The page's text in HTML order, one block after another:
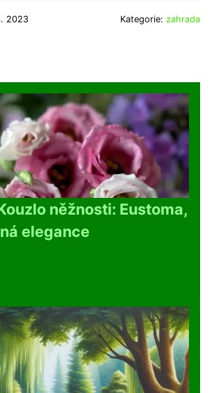
2023 Kategorie: zahrada
něžnosti: Eustoma,
elegance